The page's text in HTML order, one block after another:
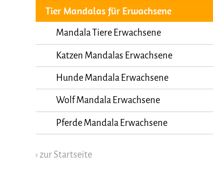
Tier Mandalas für Erwachsene
Mandala Tiere Erwachsene
Katzen Mandalas Erwachsene
Hunde Mandala Erwachsene
Wolf Mandala Erwachsene
Pferde Mandala Erwachsene
› zur Startseite